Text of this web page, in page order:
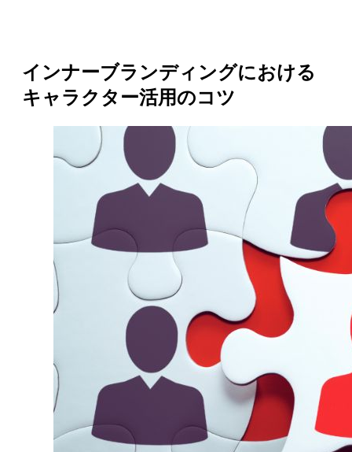
インナーブランディングにおける
キャラクター活用のコツ